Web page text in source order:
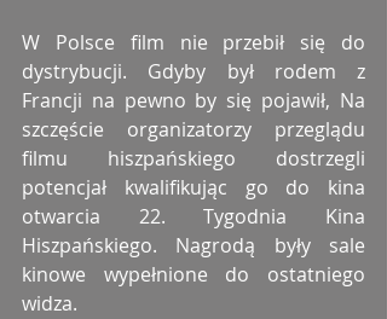
W Polsce film nie przebił się do
dystrybucji. Gdyby był rodem z
Francji na pewno by się pojawił, Na
szczęście organizatorzy przeglądu
filmu hiszpańskiego dostrzegli
potencjał kwalifikując go do kina
otwarcia 22. Tygodnia Kina
Hiszpańskiego. Nagrodą były sale
kinowe wypełnione do ostatniego
widza.